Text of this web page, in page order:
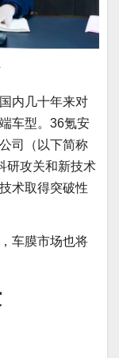
内几十年来对
车型。36氪安
司（以下简称
研攻关和新技术
术取得突破性
车膜市场也将